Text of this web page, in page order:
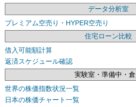
データ分析室
プレミアム空売り・HYPER空売り
住宅ローン比較
借入可能額計算
返済スケジュール確認
実験室・準備中・
世界の株価指数状況一覧
日本の株価チャート一覧